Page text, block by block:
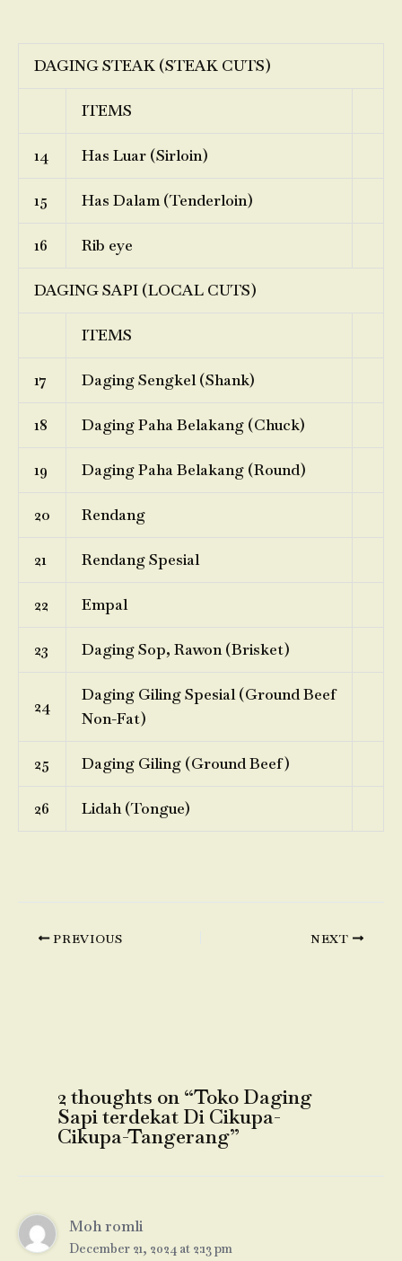
DAGING STEAK (STEAK CUTS)
ITEMS
14 Has Luar (Sirloin)
15 Has Dalam (Tenderloin)
16 Rib eye
DAGING SAPI (LOCAL CUTS)
ITEMS
17 Daging Sengkel (Shank)
18 Daging Paha Belakang (Chuck)
19 Daging Paha Belakang (Round)
20 Rendang
21 Rendang Spesial
22 Empal
23 Daging Sop, Rawon (Brisket)
24
Daging Giling Spesial (Ground Beef
Non-Fat)
25 Daging Giling (Ground Beef)
26 Lidah (Tongue)
PREVIOUS NEXT
2 thoughts on “Toko Daging
Sapi terdekat Di Cikupa-
Cikupa-Tangerang”
Moh romli
December 21, 2024 at 2:13 pm